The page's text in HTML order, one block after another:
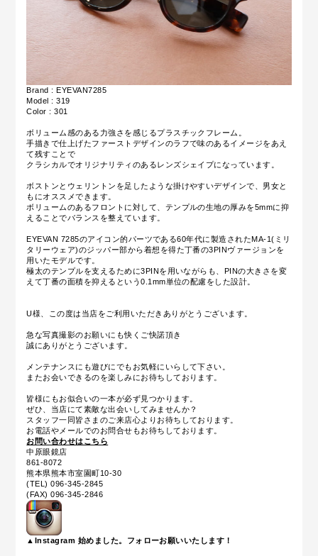
Brand : EYEVAN7285
Model : 319
Color : 301
ボリューム感のある力強さを感じるプラスチックフレーム。
手描きで仕上げたファーストデザインのラフで味のあるイメージをあえ
て残すことで
クラシカルでオリジナリティのあるレンズシェイプになっています。
ボストンとウェリントンを足したような掛けやすいデザインで、男女と
もにオススメできます。
ボリュームのあるフロントに対して、テンプルの生地の厚みを5mmに抑
えることでバランスを整えています。
EYEVAN 7285のアイコン的パーツである60年代に製造されたMA-1(ミリ
タリーウェア)のジッパー部から着想を得た丁番の3PINヴァージョンを
用いたモデルです。
極太のテンプルを支えるために3PINを用いながらも、PINの大きさを変
えて丁番の面積を抑えるという0.1mm単位の配慮をした設計。
U様、この度は当店をご利用いただきありがとうございます。
急な写真撮影のお願いにも快くご快諾頂き
誠にありがとうございます。
メンテナンスにも遊びにでもお気軽にいらして下さい。
またお会いできるのを楽しみにお待ちしております。
皆様にもお似合いの一本が必ず見つかります。
ぜひ、当店にて素敵な出会いしてみませんか？
スタッフ一同皆さまのご来店心よりお待ちしております。
お電話やメールでのお問合せもお待ちしております。
お問い合わせはこちら
中原眼鏡店
861-8072
熊本県熊本市室園町10-30
(TEL) 096-345-2845
(FAX) 096-345-2846
▲Instagram 始めました。フォローお願いいたします！